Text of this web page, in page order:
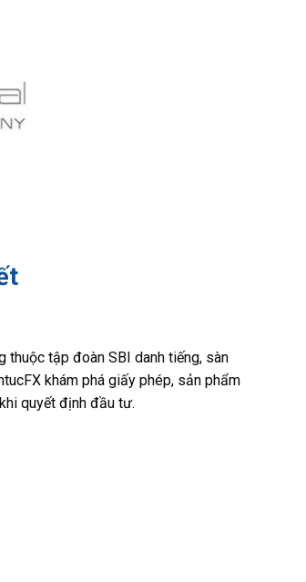
thuộc tập đoàn SBI danh tiếng, sàn
khám phá giấy phép, sản phẩm
quyết định đầu tư.